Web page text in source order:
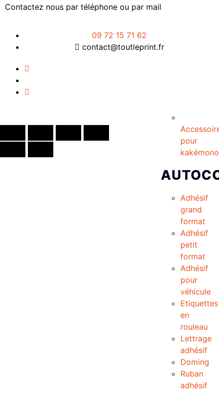
pour
kakémono
Adhésif
grand
format
Adhésif
petit
format
Adhésif
pour
véhicule
Etiquettes
en
rouleau
Lettrage
adhésif
Doming
Ruban
adhésif
Contactez nous par téléphone ou par mail
09 72 15 71 62
contact@toutleprint.fr